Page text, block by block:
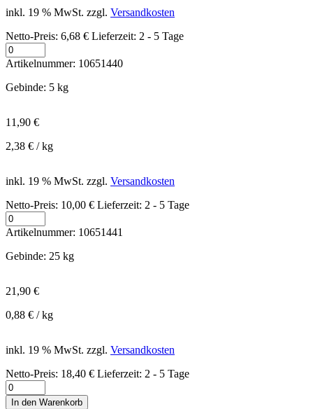
inkl. 19 % MwSt. zzgl. Versandkosten
Netto-Preis: 6,68 € Lieferzeit: 2 - 5 Tage
Anzahl
Artikelnummer: 10651440
Gebinde: 5 kg
11,90 €
2,38 € /kg
inkl. 19 % MwSt. zzgl. Versandkosten
Netto-Preis: 10,00 € Lieferzeit: 2 - 5 Tage
Anzahl
Artikelnummer: 10651441
Gebinde: 25 kg
21,90 €
0,88 € /kg
inkl. 19 % MwSt. zzgl. Versandkosten
Netto-Preis: 18,40 € Lieferzeit: 2 - 5 Tage
Anzahl
In den Warenkorb